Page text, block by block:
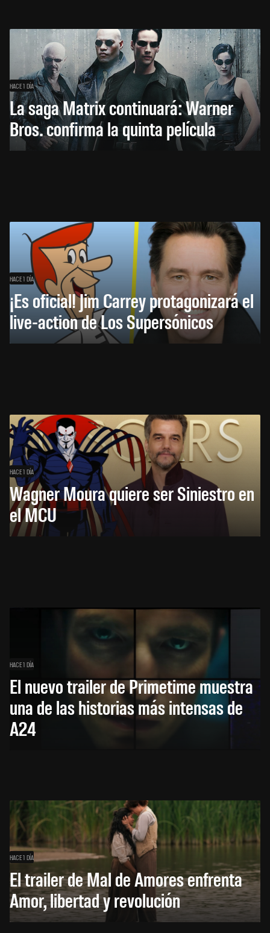
HACE 1 DÍA
La saga Matrix continuará: Warner
Bros. confirma la quinta película
HACE 1 DÍA
¡Es oficial! Jim Carrey protagonizará el
live-action de Los Supersónicos
HACE 1 DÍA
Wagner Moura quiere ser Siniestro en
el MCU
HACE 1 DÍA
El nuevo trailer de Primetime muestra
una de las historias más intensas de
A24
HACE 1 DÍA
El trailer de Mal de Amores enfrenta
Amor, libertad y revolución